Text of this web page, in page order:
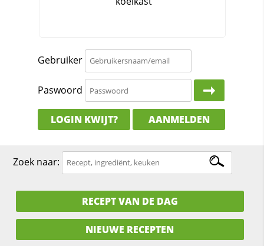
Gebruiker
Paswoord
LOGIN KWIJT? AANMELDEN
Zoek naar:
RECEPT VAN DE DAG
NIEUWE RECEPTEN